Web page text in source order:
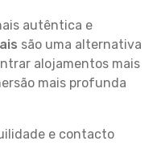
autêntica e
são uma alternativa
alojamentos mais
mais profunda
e contacto